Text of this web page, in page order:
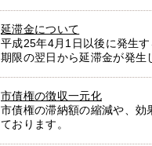
延滞金について
平成25年4月1日以後に発生
期限の翌日から延滞金が発生
市債権の徴収一元化
市債権の滞納額の縮減や、効
ております。